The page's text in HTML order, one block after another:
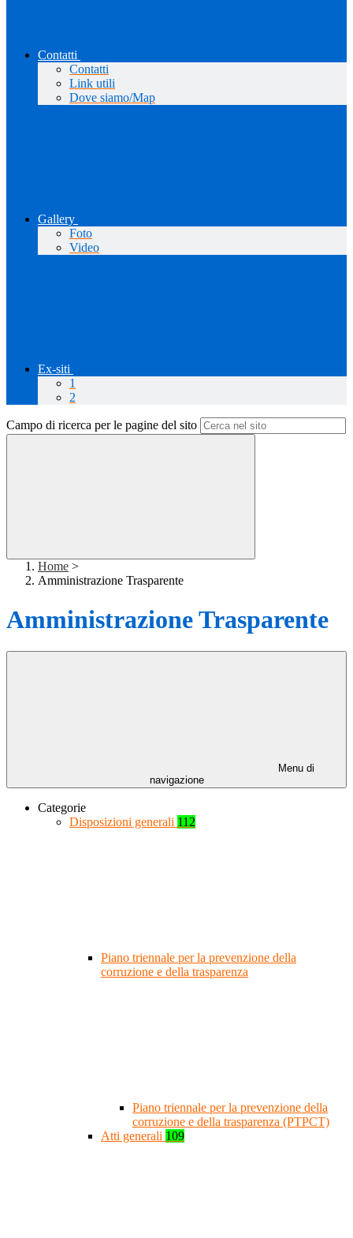
Contatti
Contatti
Link utili
Dove siamo/Map
Gallery
Foto
Video
Ex-siti
1
2
Campo di ricerca per le pagine del sito
Home >
Amministrazione Trasparente
Amministrazione Trasparente
Menu di
navigazione
Categorie
Disposizioni generali 112
Piano triennale per la prevenzione della
corruzione e della trasparenza
Piano triennale per la prevenzione della
corruzione e della trasparenza (PTPCT)
Atti generali 109